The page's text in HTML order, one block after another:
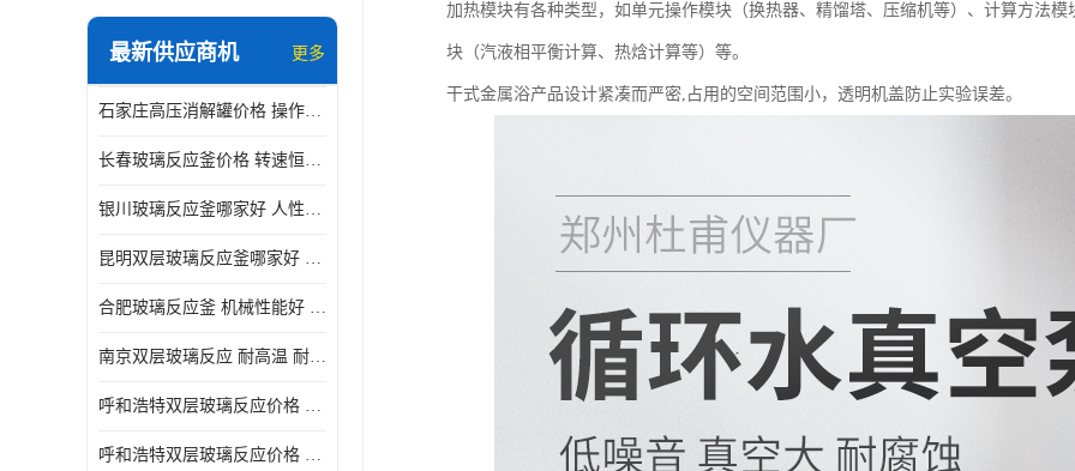
最新供应商机 更多
石家庄高压消解罐价格 操作简单 使用安全
长春玻璃反应釜价格 转速恒定 机械性能好
银川玻璃反应釜哪家好 人性化设计 可连续工作
昆明双层玻璃反应釜哪家好 人性化设计 可连续工作 机械性能好
合肥玻璃反应釜 机械性能好 可连续工作
南京双层玻璃反应 耐高温 耐腐蚀 空载不宜高速运转
呼和浩特双层玻璃反应价格 安全稳定 机械性能好
呼和浩特双层玻璃反应价格 结构紧凑 可做加热反应
加热模块有各种类型，如单元操作模块（换热器、精馏塔、压缩机等）、计算方法
块（汽液相平衡计算、热焓计算等）等。
干式金属浴产品设计紧凑而严密,占用的空间范围小，透明机盖防止实验误差。